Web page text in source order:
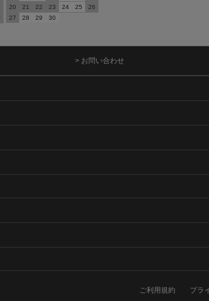
20
21 22 23 24 25
26
27
28 29 30
> お問い合わせ
ご利用規約 プラ